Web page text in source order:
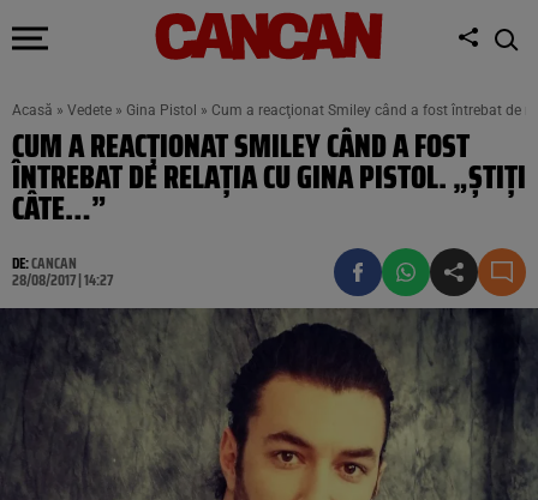
Acasă » Vedete » Gina Pistol » Cum a reacţionat Smiley când a fost întrebat de
CUM A REACŢIONAT SMILEY CÂND A FOST
ÎNTREBAT DE RELAŢIA CU GINA PISTOL. „ŞTIŢI
CÂTE…”
DE:CANCAN
28/08/2017 | 14:27